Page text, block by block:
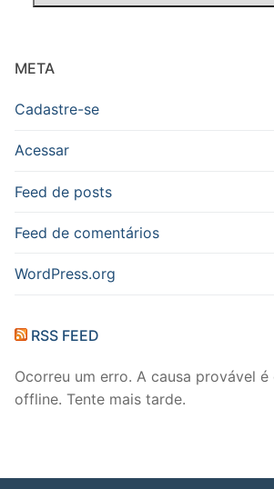
META
Cadastre-se
Acessar
Feed de posts
Feed de comentários
WordPress.org
RSS FEED
Ocorreu um erro. A causa provável
offline. Tente mais tarde.